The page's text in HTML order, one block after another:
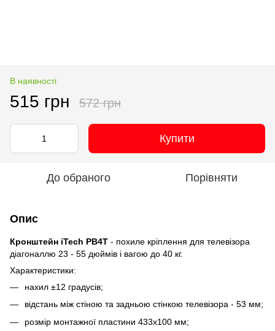
В наявності
515 грн 572 грн
Купити
До обраного Порівняти
Опис
Кронштейн iTech PB4T - похиле кріплення для телевізора
діагоналлю 23 - 55 дюймів і вагою до 40 кг.
Характеристики:
нахил ±12 градусів;
відстань між стіною та задньою стінкою телевізора - 53 мм;
розмір монтажної пластини 433х100 мм;